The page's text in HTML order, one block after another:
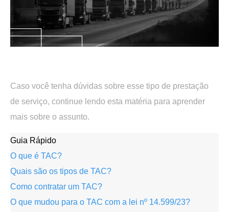
Caso você tenha dúvidas sobre esse tipo de prestação
de serviço, continue lendo esta matéria para aprender
mais sobre o assunto.
Guia Rápido
O que é TAC?
Quais são os tipos de TAC?
Como contratar um TAC?
O que mudou para o TAC com a lei nº 14.599/23?